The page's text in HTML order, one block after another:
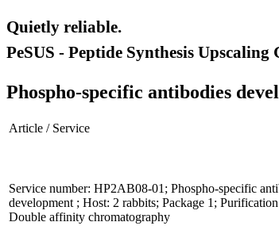
Quietly reliable.
PeSUS - Peptide Synthesis Upscaling
Phospho-specific antibodies
Article / Service
Service number: HP2AB08-01; Phospho-specific
development ; Host: 2 rabbits; Package 1;
Double affinity chromatography